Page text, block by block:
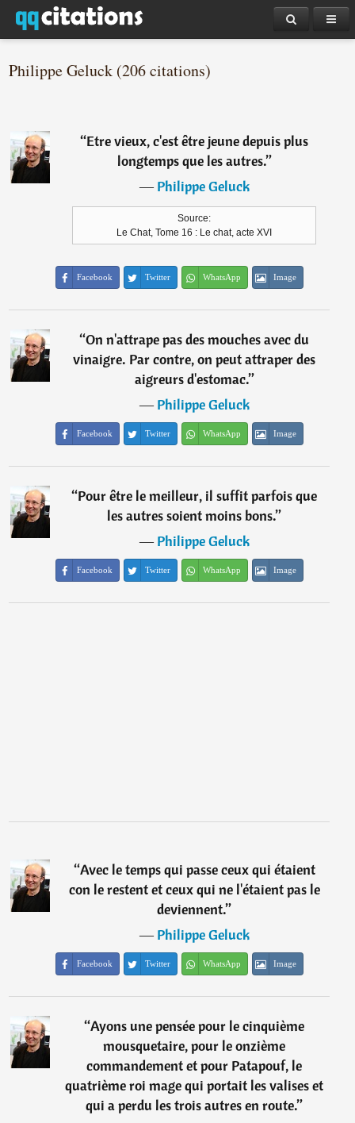
Philippe Geluck (206 citations)
“Etre vieux, c'est être jeune depuis plus
longtemps que les autres.”
―Philippe Geluck
Source:
Le Chat, Tome 16 : Le chat, acte XVI
Facebook Twitter WhatsApp Image
“On n'attrape pas des mouches avec du
vinaigre. Par contre, on peut attraper des
aigreurs d'estomac.”
―Philippe Geluck
Facebook Twitter WhatsApp Image
“Pour être le meilleur, il suffit parfois que
les autres soient moins bons.”
―Philippe Geluck
Facebook Twitter WhatsApp Image
“Avec le temps qui passe ceux qui étaient
con le restent et ceux qui ne l'étaient pas le
deviennent.”
―Philippe Geluck
Facebook Twitter WhatsApp Image
“Ayons une pensée pour le cinquième
mousquetaire, pour le onzième
commandement et pour Patapouf, le
quatrième roi mage qui portait les valises et
qui a perdu les trois autres en route.”